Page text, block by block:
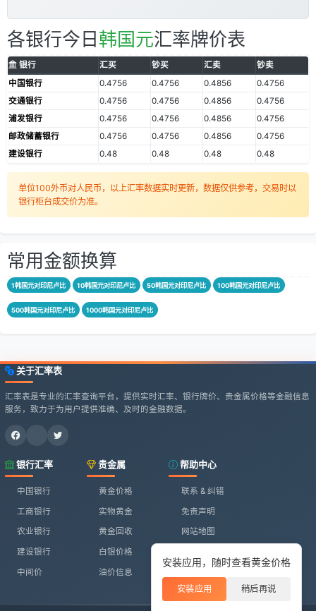
安装应用，随时查看黄金价格
安装应用 稍后再说
各银行今日 韩国元汇率牌价表
银行 汇买 钞买 汇卖
钞卖
中国银行
0.4756 0.4756 0.4856
0.4756
交通银行
0.4756 0.4756 0.4856
0.4756
浦发银行
0.4756 0.4756 0.4856
0.4756
邮政储蓄银行
0.4756 0.4756 0.4856
0.4756
建设银行
0.48 0.48 0.48 0.48
单位100外币对人民币，以上汇率数据实时更新，数据仅供参考，交易时以
银行柜台成交价为准。
常用金额换算
1韩国元对印尼卢比 10韩国元对印尼卢比 50韩国元对印尼卢比 100韩国元对印尼卢比
500韩国元对印尼卢比 1000韩国元对印尼卢比
关于汇率表
汇率表是专业的汇率查询平台，提供实时汇率、银行牌价、贵金属价格等金融信息
服务，致力于为用户提供准确、及时的金融数据。
银行汇率
中国银行
工商银行
农业银行
建设银行
中间价
贵金属
黄金价格
实物黄金
黄金回收
白银价格
油价信息
帮助中心
联系 & 纠错
免责声明
网站地图